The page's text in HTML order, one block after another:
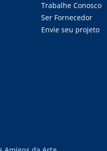
Trabalhe Conosco
Ser Fornecedor
Envie seu projeto